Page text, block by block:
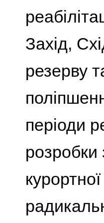
Захід,
резерву
періоди
розробки